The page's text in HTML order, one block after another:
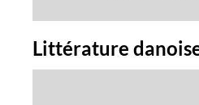
Littérature